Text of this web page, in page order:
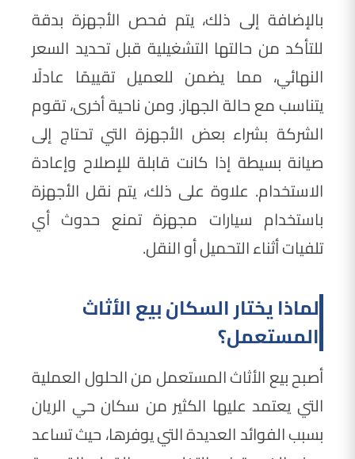
بالإضافة إلى ذلك، يتم فحص الأجهزة بدقة
للتأكد من حالتها التشغيلية قبل تحديد السعر
النهائي، مما يضمن للعميل تقييمًا عادلًا
يتناسب مع حالة الجهاز. ومن ناحية أخرى، تقوم
الشركة بشراء بعض الأجهزة التي تحتاج إلى
صيانة بسيطة إذا كانت قابلة للإصلاح وإعادة
الاستخدام. علاوة على ذلك، يتم نقل الأجهزة
باستخدام سيارات مجهزة تمنع حدوث أي
تلفيات أثناء التحميل أو النقل.
لماذا يختار السكان بيع الأثاث
المستعمل؟
أصبح بيع الأثاث المستعمل من الحلول العملية
التي يعتمد عليها الكثير من سكان حي الريان
بسبب الفوائد العديدة التي يوفرها، حيث تساعد